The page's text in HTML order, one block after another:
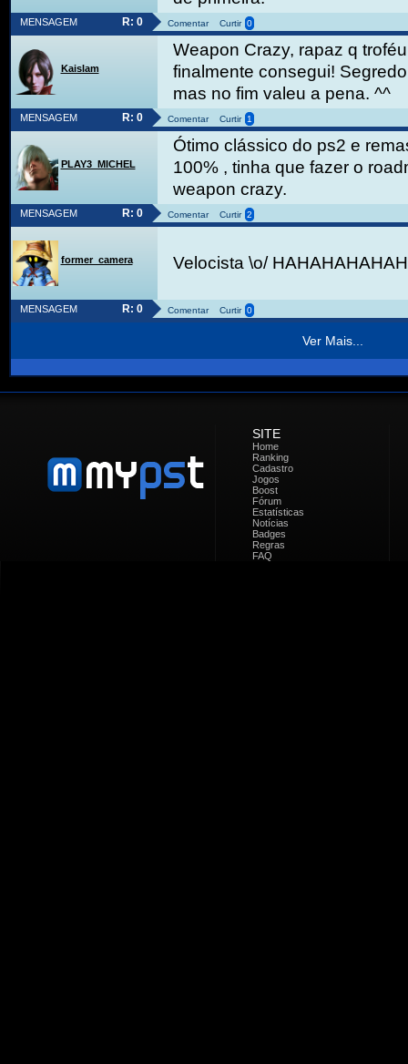
MENSAGEM R: 0 Comentar Curtir 0
Kaislam
Weapon Crazy, rapaz q
finalmente consegui!
mas no fim valeu a pena. ^^
MENSAGEM R: 0 Comentar Curtir 1
PLAY3_MICHEL
Ótimo clássico do ps2 e
100% , tinha que fazer o
weapon crazy.
MENSAGEM R: 0 Comentar Curtir 2
former_camera Velocista \o/
MENSAGEM R: 0 Comentar Curtir 0
Ver Mais...
SITE
Home
Ranking
Cadastro
Jogos
Boost
Fórum
Estatísticas
Notícias
Badges
Regras
FAQ